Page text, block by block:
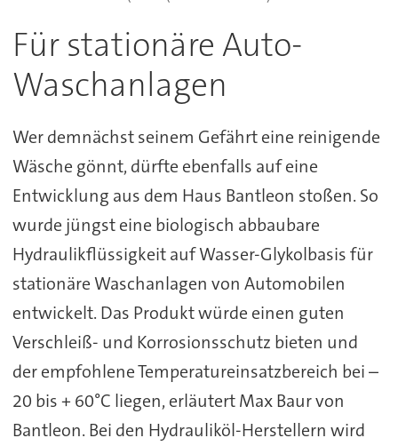
Für stationäre Auto-
Waschanlagen
Wer demnächst seinem Gefährt eine reinigende
Wäsche gönnt, dürfte ebenfalls auf eine
Entwicklung aus dem Haus Bantleon stoßen. So
wurde jüngst eine biologisch abbaubare
Hydraulikflüssigkeit auf Wasser-Glykolbasis für
stationäre Waschanlagen von Automobilen
entwickelt. Das Produkt würde einen guten
Verschleiß- und Korrosionsschutz bieten und
der empfohlene Temperatureinsatzbereich bei –
20 bis + 60°C liegen, erläutert Max Baur von
Bantleon. Bei den Hydrauliköl-Herstellern wird